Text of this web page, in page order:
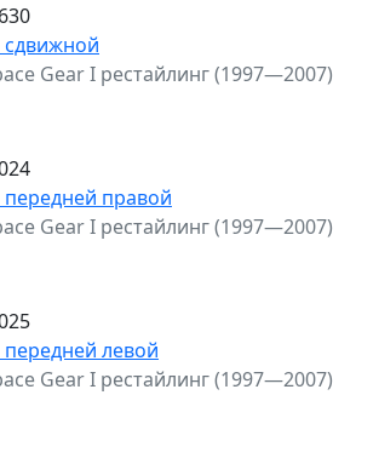
Gear I рестайлинг (1997—2007)
правой
Gear I рестайлинг (1997—2007)
левой
Gear I рестайлинг (1997—2007)